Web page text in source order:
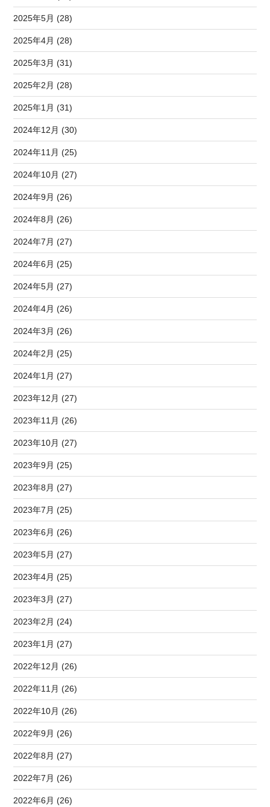
2025年5月 (28)
2025年4月 (28)
2025年3月 (31)
2025年2月 (28)
2025年1月 (31)
2024年12月 (30)
2024年11月 (25)
2024年10月 (27)
2024年9月 (26)
2024年8月 (26)
2024年7月 (27)
2024年6月 (25)
2024年5月 (27)
2024年4月 (26)
2024年3月 (26)
2024年2月 (25)
2024年1月 (27)
2023年12月 (27)
2023年11月 (26)
2023年10月 (27)
2023年9月 (25)
2023年8月 (27)
2023年7月 (25)
2023年6月 (26)
2023年5月 (27)
2023年4月 (25)
2023年3月 (27)
2023年2月 (24)
2023年1月 (27)
2022年12月 (26)
2022年11月 (26)
2022年10月 (26)
2022年9月 (26)
2022年8月 (27)
2022年7月 (26)
2022年6月 (26)